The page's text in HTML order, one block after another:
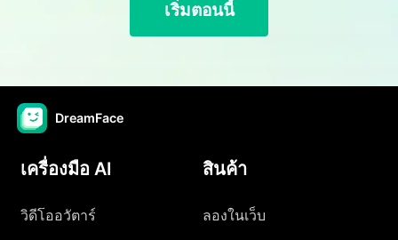
เริ่มตอนนี้
DreamFace
เครื่องมือ AI
วิดีโออวัตาร์
สินค้า
ลองในเว็บ